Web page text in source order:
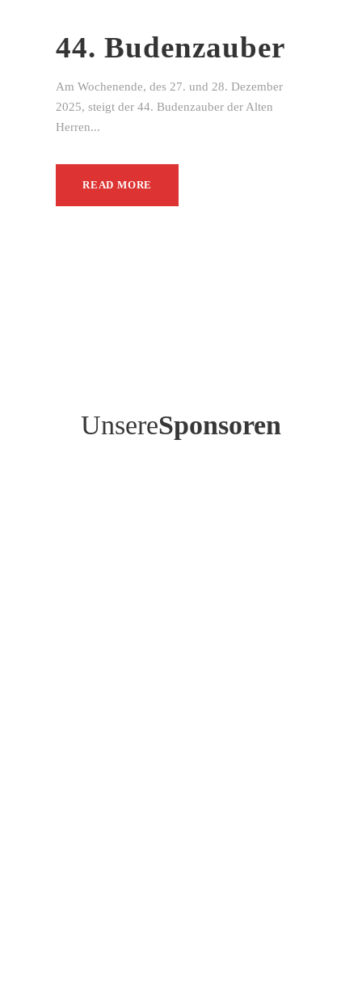
44. Budenzauber
Am Wochenende, des 27. und 28. Dezember
2025, steigt der 44. Budenzauber der Alten
Herren...
READ MORE
UnsereSponsoren